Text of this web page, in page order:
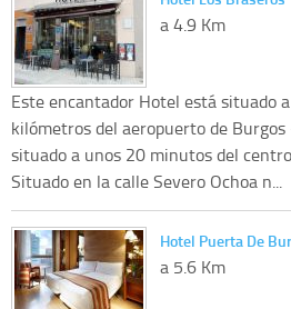
a 4.9 Km
Este encantador Hotel está situado
kilómetros del aeropuerto de
situado a unos 20 minutos del
Situado en la calle Severo Ochoa n...
Hotel Puerta De
a 5.6 Km